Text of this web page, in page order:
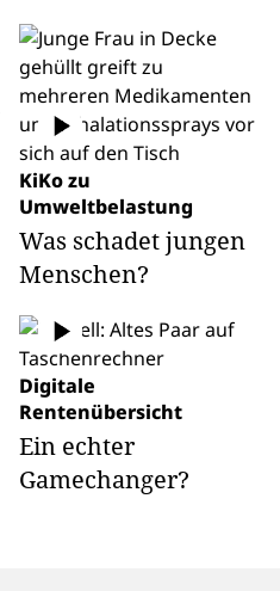
KiKo zu
Umweltbelastung
Was schadet jungen
Menschen?
Digitale
Rentenübersicht
Ein echter
Gamechanger?